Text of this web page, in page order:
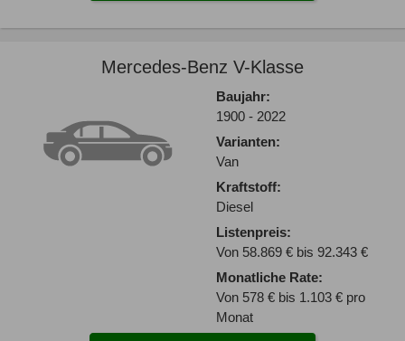
Mercedes-Benz V-Klasse
Baujahr:
1900 - 2022
Varianten:
Van
Kraftstoff:
Diesel
Listenpreis:
Von 58.869 € bis 92.343 €
Monatliche Rate:
Von 578 € bis 1.103 € pro
Monat